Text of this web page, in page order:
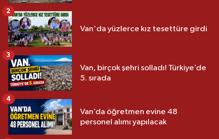
Van'da yüzlerce kız tesettüre girdi
2
Van, birçok şehri solladı! Türkiye’de
5. sırada
3
Van’da öğretmen evine 48
personel alımı yapılacak
4